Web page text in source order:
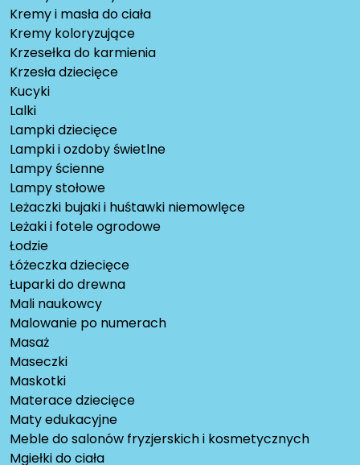
Kremy i masła do ciała
Kremy koloryzujące
Krzesełka do karmienia
Krzesła dziecięce
Kucyki
Lalki
Lampki dziecięce
Lampki i ozdoby świetlne
Lampy ścienne
Lampy stołowe
Leżaczki bujaki i huśtawki niemowlęce
Leżaki i fotele ogrodowe
Łodzie
Łóżeczka dziecięce
Łuparki do drewna
Mali naukowcy
Malowanie po numerach
Masaż
Maseczki
Maskotki
Materace dziecięce
Maty edukacyjne
Meble do salonów fryzjerskich i kosmetycznych
Mgiełki do ciała